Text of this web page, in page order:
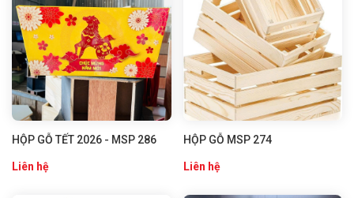
HỘP GỖ TẾT 2026 - MSP 286
Liên hệ
HỘP GỖ MSP 274
Liên hệ